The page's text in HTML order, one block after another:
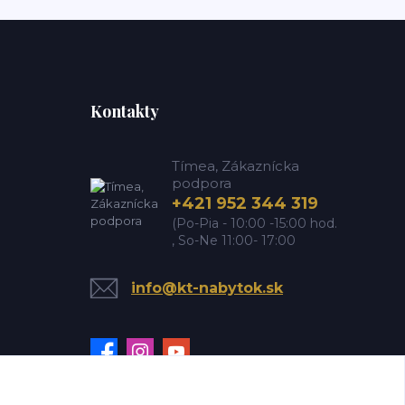
Kontakty
Tímea, Zákaznícka
podpora
+421 952 344 319
(Po-Pia - 10:00 -15:00 hod.
, So-Ne 11:00- 17:00
info@kt-nabytok.sk